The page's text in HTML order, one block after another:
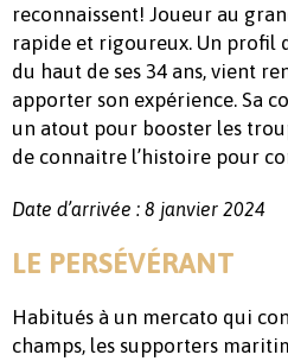
reconnaissent! Joueur au
rapide et rigoureux. Un profil
du haut de ses 34 ans, vient
apporter son expérience. Sa
un atout pour booster les
de connaitre l’histoire pour
Date d’arrivée : 8 janvier 2024
LE PERSÉVÉRANT
Habitués à un mercato qui
champs, les supporters